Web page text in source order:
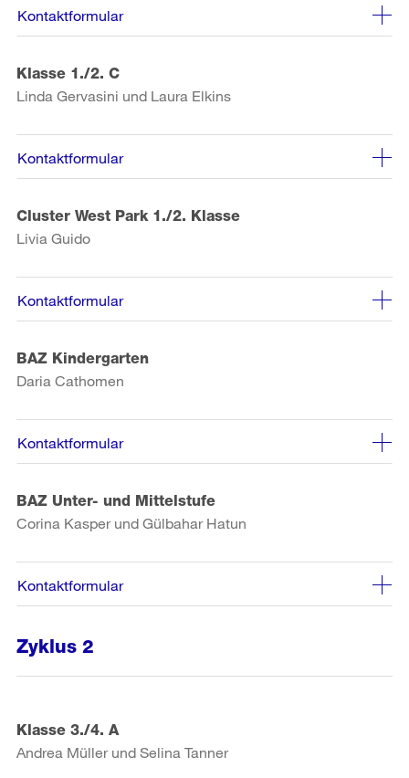
Kontaktformular
Klasse 1./2. C
Linda Gervasini und Laura Elkins
Kontaktformular
Cluster West Park 1./2. Klasse
Livia Guido
Kontaktformular
BAZ Kindergarten
Daria Cathomen
Kontaktformular
BAZ Unter- und Mittelstufe
Corina Kasper und Gülbahar Hatun
Kontaktformular
Zyklus 2
Klasse 3./4. A
Andrea Müller und Selina Tanner